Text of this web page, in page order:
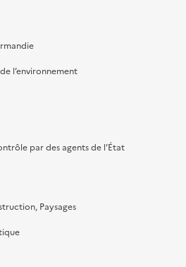
l’environnement
par des agents de l’État
Paysages